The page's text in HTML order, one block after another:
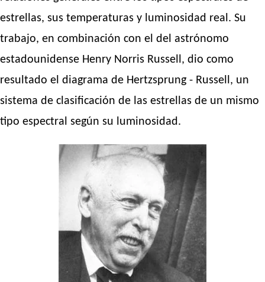
estrellas, sus temperaturas y luminosidad real. Su
trabajo, en combinación con el del astrónomo
estadounidense Henry Norris Russell, dio como
resultado el diagrama de Hertzsprung - Russell, un
sistema de clasificación de las estrellas de un mismo
tipo espectral según su luminosidad.